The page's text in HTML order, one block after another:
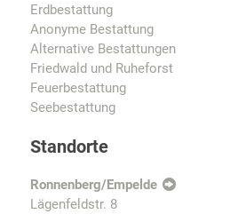
Erdbestattung
Anonyme Bestattung
Alternative Bestattungen
Friedwald und Ruheforst
Feuerbestattung
Seebestattung
Standorte
Ronnenberg/Empelde
Lägenfeldstr. 8